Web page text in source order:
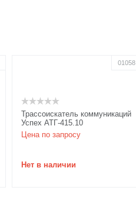
01058
Трассоискатель коммуникаций
Успех АТГ-415.10
Цена по запросу
Нет в наличии